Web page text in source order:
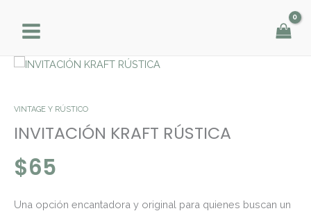
contenido
VINTAGE Y RÚSTICO
INVITACIÓN KRAFT RÚSTICA
$65
Una opción encantadora y original para quienes buscan un
INVITACIÓN
cantidad